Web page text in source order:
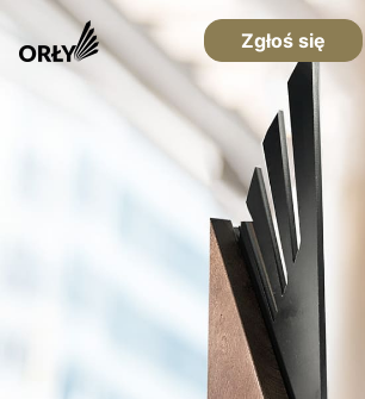
Zgłoś się